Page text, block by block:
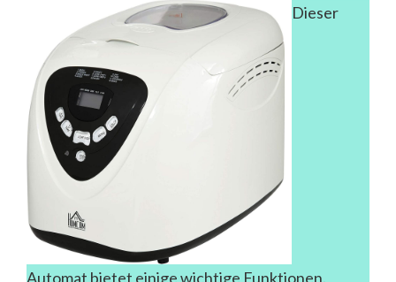
Dieser
Automat bietet einige wichtige Funktionen.